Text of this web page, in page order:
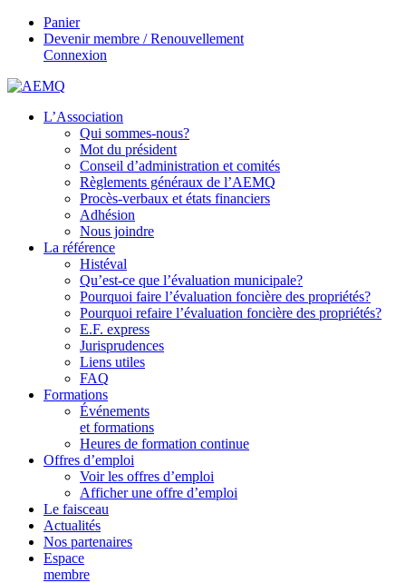
Panier
Devenir membre / Renouvellement
Connexion
L’Association
Qui sommes-nous?
Mot du président
Conseil d’administration et comités
Règlements généraux de l’AEMQ
Procès-verbaux et états financiers
Adhésion
Nous joindre
La référence
Histéval
Qu’est-ce que l’évaluation municipale?
Pourquoi faire l’évaluation foncière des propriétés?
Pourquoi refaire l’évaluation foncière des propriétés?
E.F. express
Jurisprudences
Liens utiles
FAQ
Formations
Événements
et formations
Heures de formation continue
Offres d’emploi
Voir les offres d’emploi
Afficher une offre d’emploi
Le faisceau
Actualités
Nos partenaires
Espace
membre